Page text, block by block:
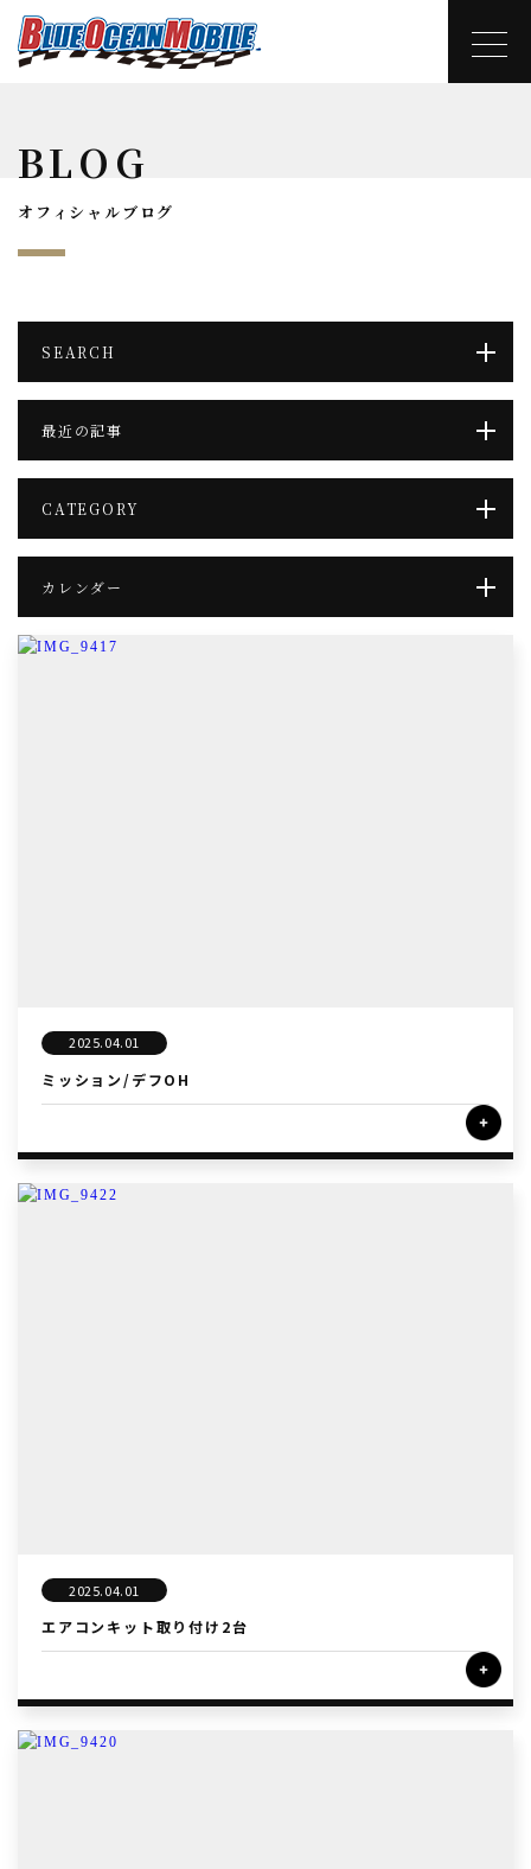
BLOG
オフィシャルブログ
SEARCH
最近の記事
CATEGORY
カレンダー
2025.04.01
ミッション/デフOH
2025.04.01
エアコンキット取り付け2台